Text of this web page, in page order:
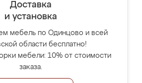
Доставка
и установка
мебель по Одинцово и всей
области бесплатно!
мебели: 10% от стоимости
заказа.